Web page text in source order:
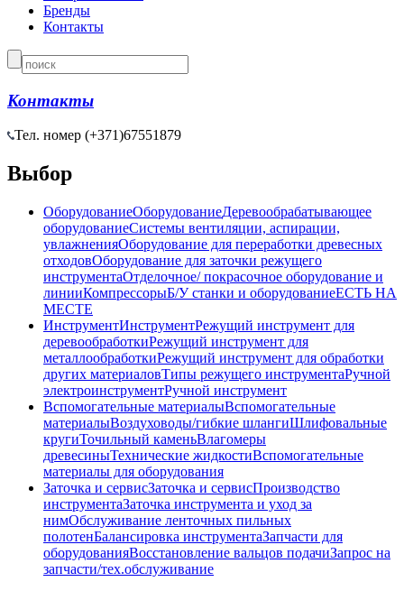
Бренды
Контакты
Контакты
Тел. номер (+371)67551879
Выбор
ОборудованиеОборудованиеДеревообрабатывающее
оборудованиеСистемы вентиляции, аспирации,
увлажненияОборудование для переработки древесных
отходовОборудование для заточки режущего
инструментаОтделочное/ покрасочное оборудование и
линииКомпрессорыБ/У станки и оборудованиеЕСТЬ НА
МЕСТЕ
ИнструментИнструментРежущий инструмент для
деревообработкиРежущий инструмент для
металлообработкиРежущий инструмент для обработки
других материаловТипы режущего инструментаРучной
электроинструментРучной инструмент
Вспомогательные материалыВспомогательные
материалыВоздуховоды/гибкие шлангиШлифовальные
кругиТочильный каменьВлагомеры
древесиныТехнические жидкостиВспомогательные
материалы для оборудования
Заточка и сервисЗаточка и сервисПроизводство
инструментаЗаточка инструмента и уход за
нимОбслуживание ленточных пильных
полотенБалансировка инструментаЗапчасти для
оборудованияВосстановление вальцов подачиЗапрос на
запчасти/тех.обслуживание